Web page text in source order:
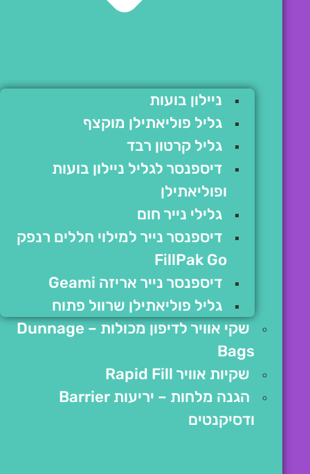
ניילון בועות
גליל פוליאתילן מוקצף
גליל קרטון רבד
דיספנסר לגליל ניילון בועות
ופוליאתילן
גלילי נייר חום
דיספנסר נייר למילוי חללים רנפק
FillPak Go
דיספנסר נייר אריזה Geami
גליל פוליאתילן שרוול פתוח
שקי אוויר לדיפון מכולות – Dunnage
Bags
שקיות אוויר Rapid Fill
הגנה מלחות – יריעות Barrier
ודסיקנטים